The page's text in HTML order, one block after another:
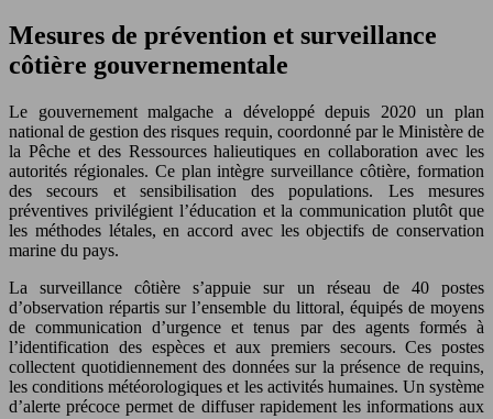
Mesures de prévention et surveillance
côtière gouvernementale
Le gouvernement malgache a développé depuis 2020 un plan
national de gestion des risques requin, coordonné par le Ministère de
la Pêche et des Ressources halieutiques en collaboration avec les
autorités régionales. Ce plan intègre surveillance côtière, formation
des secours et sensibilisation des populations. Les mesures
préventives privilégient l’éducation et la communication plutôt que
les méthodes létales, en accord avec les objectifs de conservation
marine du pays.
La surveillance côtière s’appuie sur un réseau de 40 postes
d’observation répartis sur l’ensemble du littoral, équipés de moyens
de communication d’urgence et tenus par des agents formés à
l’identification des espèces et aux premiers secours. Ces postes
collectent quotidiennement des données sur la présence de requins,
les conditions météorologiques et les activités humaines. Un système
d’alerte précoce permet de diffuser rapidement les informations aux